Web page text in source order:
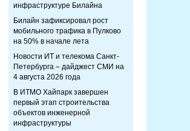
инфраструктуре Билайна
Билайн зафиксировал рост
мобильного трафика в Пулково
на 50% в начале лета
Новости ИТ и телекома Санкт-
Петербурга – дайджест СМИ на
4 августа 2026 года
В ИТМО Хайпарк завершен
первый этап строительства
объектов инженерной
инфраструктуры